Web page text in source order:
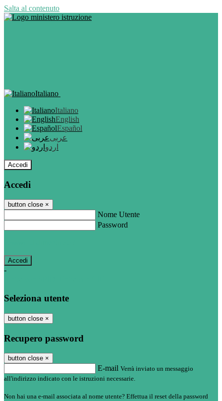
Salta al contenuto
Italiano
Italiano
English
Español
عربى
اردو
Accedi
Accedi
button close ×
Nome Utente
Password
-
Seleziona utente
button close ×
Recupero password
button close ×
E-mail Verrà inviato un messaggio
all'indirizzo indicato con le istruzioni necessarie.
Non hai una e-mail associata al nome utente? Effettua il reset della password